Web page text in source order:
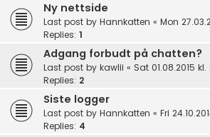
Ny nettside
Last post by Hannkatten « Mon
Replies: 1
Adgang forbudt på chatten?
Last post by kawlii « Sat 01.08.2015 kl.
Replies: 2
Siste logger
Last post by Hannkatten « Fri
Replies: 4